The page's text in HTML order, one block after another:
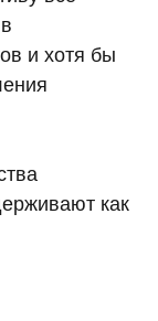
и хотя бы
как